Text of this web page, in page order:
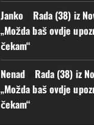
Janko
Rada (38) iz
„Možda baš ovdje
čekam“
Nenad
Rada (38) iz
„Možda baš ovdje
čekam“